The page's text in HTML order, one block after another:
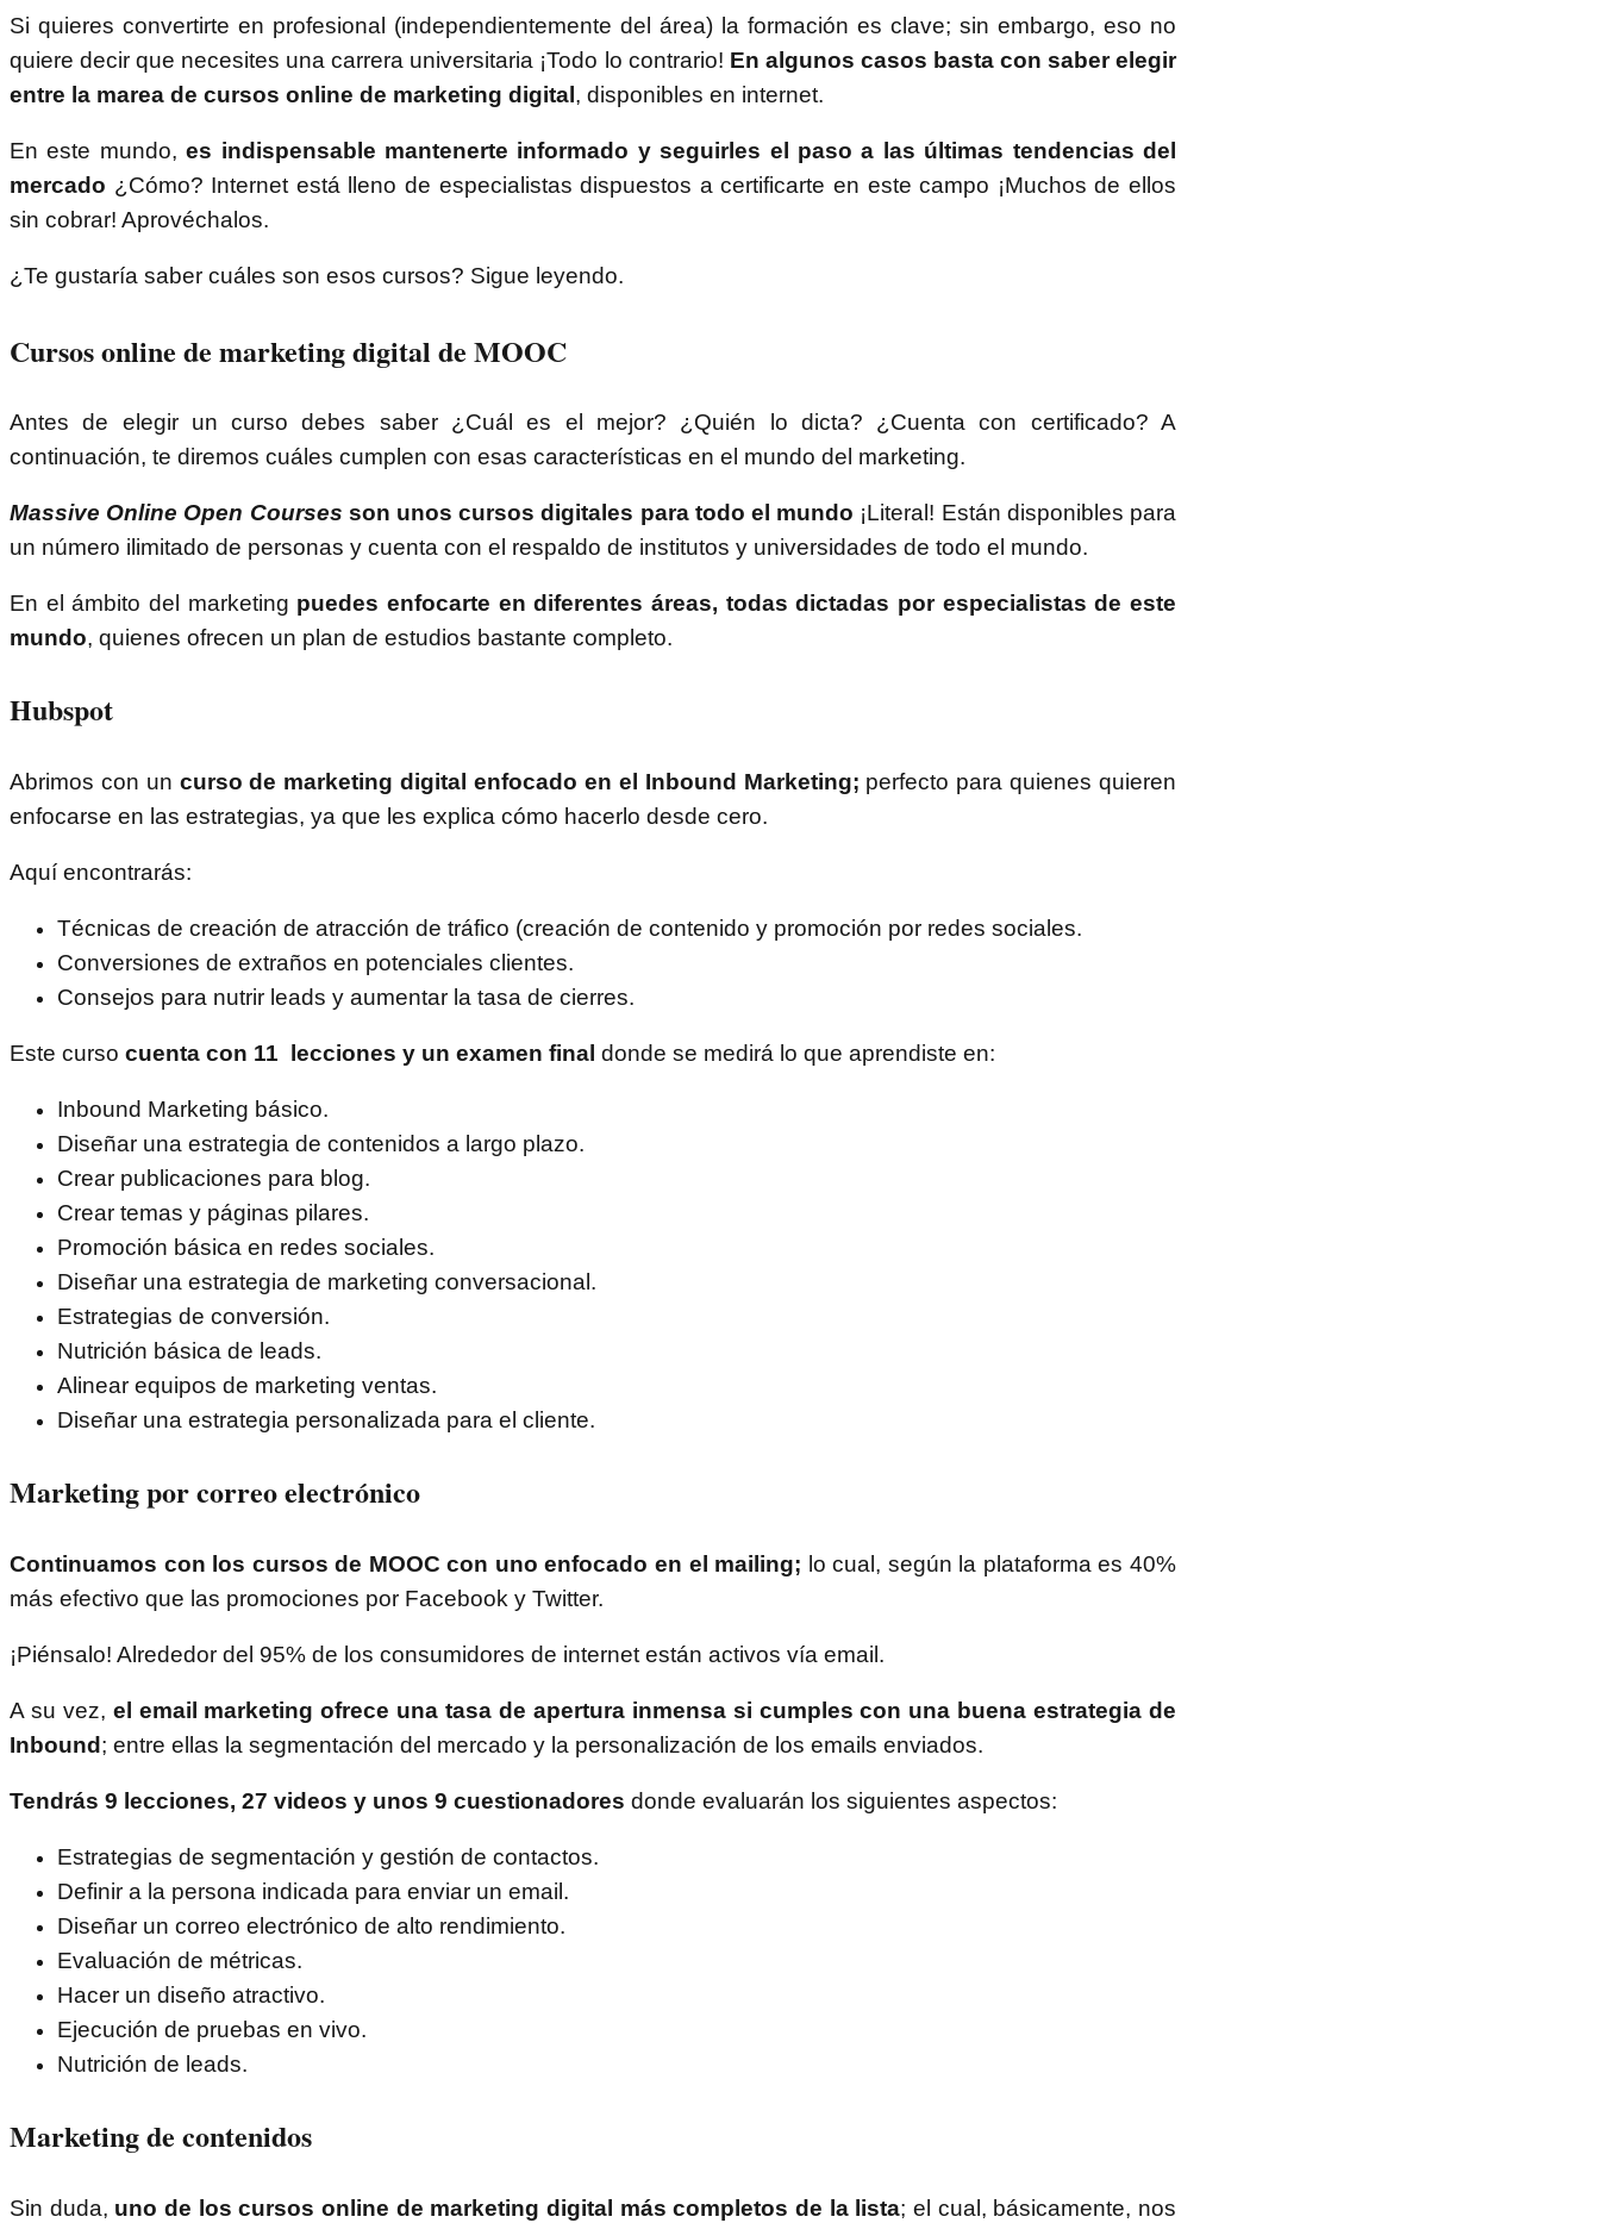
Si quieres convertirte en profesional (independientemente del área) la formación es clave; sin embargo, eso no
quiere decir que necesites una carrera universitaria ¡Todo lo contrario! En algunos casos basta con saber elegir
entre la marea de cursos online de marketing digital , disponibles en internet.
En este mundo,es indispensable mantenerte informado y seguirles el paso a las últimas tendencias del
mercado ¿Cómo? Internet está lleno de especialistas dispuestos a certificarte en este campo ¡Muchos de ellos
sin cobrar! Aprovéchalos.
¿Te gustaría saber cuáles son esos cursos? Sigue leyendo.
Cursos online de marketing digital de MOOC
Antes de elegir un curso debes saber ¿Cuál es el mejor? ¿Quién lo dicta? ¿Cuenta con certificado? A
continuación, te diremos cuáles cumplen con esas características en el mundo del marketing.
Massive Online Open Courses son unos cursos digitales para todo el mundo ¡Literal! Están disponibles para
un número ilimitado de personas y cuenta con el respaldo de institutos y universidades de todo el mundo.
En el ámbito del marketing puedes enfocarte en diferentes áreas, todas dictadas por especialistas de este
mundo, quienes ofrecen un plan de estudios bastante completo.
Hubspot
Abrimos con un curso de marketing digital enfocado en el Inbound Marketing; perfecto para quienes quieren
enfocarse en las estrategias, ya que les explica cómo hacerlo desde cero.
Aquí encontrarás:
Técnicas de creación de atracción de tráfico (creación de contenido y promoción por redes sociales.
Conversiones de extraños en potenciales clientes.
Consejos para nutrir leads y aumentar la tasa de cierres.
Este curso cuenta con 11 lecciones y un examen final donde se medirá lo que aprendiste en:
Inbound Marketing básico.
Diseñar una estrategia de contenidos a largo plazo.
Crear publicaciones para blog.
Crear temas y páginas pilares.
Promoción básica en redes sociales.
Diseñar una estrategia de marketing conversacional.
Estrategias de conversión.
Nutrición básica de leads.
Alinear equipos de marketing ventas.
Diseñar una estrategia personalizada para el cliente.
Marketing por correo electrónico
Continuamos con los cursos de MOOC con uno enfocado en el mailing; lo cual, según la plataforma es 40%
más efectivo que las promociones por Facebook y Twitter.
¡Piénsalo! Alrededor del 95% de los consumidores de internet están activos vía email.
A su vez, el email marketing ofrece una tasa de apertura inmensa si cumples con una buena estrategia de
Inbound ; entre ellas la segmentación del mercado y la personalización de los emails enviados.
Tendrás 9 lecciones, 27 videos y unos 9 cuestionadores donde evaluarán los siguientes aspectos:
Estrategias de segmentación y gestión de contactos.
Definir a la persona indicada para enviar un email.
Diseñar un correo electrónico de alto rendimiento.
Evaluación de métricas.
Hacer un diseño atractivo.
Ejecución de pruebas en vivo.
Nutrición de leads.
Marketing de contenidos
Sin duda, uno de los cursos online de marketing digital más completos de la lista; el cual, básicamente, nos